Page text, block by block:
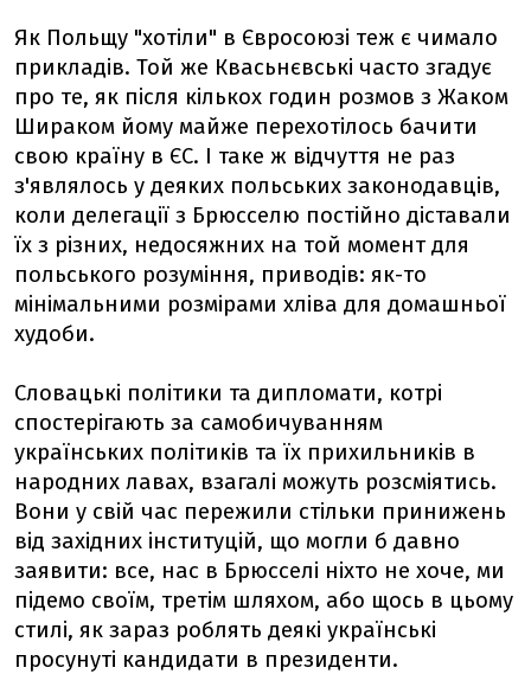
Як Польщу "хотіли" в Євросоюзі теж є чимало
прикладів. Той же Квасьнєвські часто згадує
про те, як після кількох годин розмов з Жаком
Шираком йому майже перехотілось бачити
свою країну в ЄС. І таке ж відчуття не раз
з'являлось у деяких польських законодавців,
коли делегації з Брюсселю постійно діставали
їх з різних, недосяжних на той момент для
польського розуміння, приводів: як-то
мінімальними розмірами хліва для домашньої
худоби.
Словацькі політики та дипломати, котрі
спостерігають за самобичуванням
українських політиків та їх прихильників в
народних лавах, взагалі можуть розсміятись.
Вони у свій час пережили стільки принижень
від західних інституцій, що могли б давно
заявити: все, нас в Брюсселі ніхто не хоче, ми
підемо своїм, третім шляхом, або щось в цьому
стилі, як зараз роблять деякі українські
просунуті кандидати в президенти.